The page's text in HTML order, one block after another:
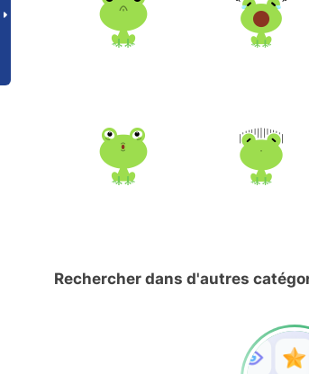
Rechercher dans d'autres